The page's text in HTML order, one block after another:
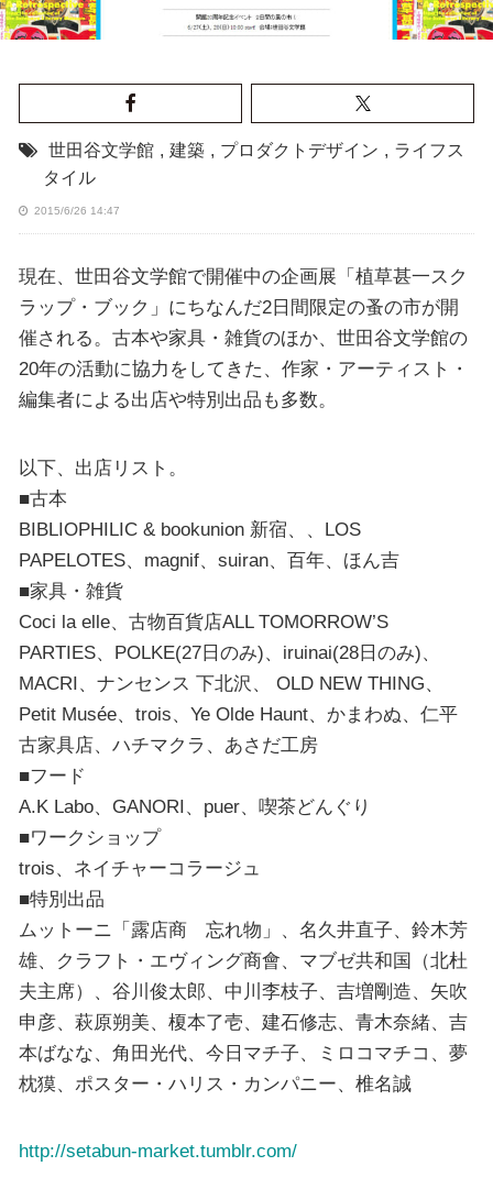
世田谷文学館 , 建築 , プロダクトデザイン , ライフス
タイル
2015/6/26 14:47
現在、世田谷文学館で開催中の企画展「植草甚一スク
ラップ・ブック」にちなんだ2日間限定の蚤の市が開
催される。古本や家具・雑貨のほか、世田谷文学館の
20年の活動に協力をしてきた、作家・アーティスト・
編集者による出店や特別出品も多数。
以下、出店リスト。
■古本
BIBLIOPHILIC & bookunion 新宿、、LOS
PAPELOTES、magnif、suiran、百年、ほん吉
■家具・雑貨
Coci la elle、古物百貨店ALL TOMORROW’S
PARTIES、POLKE(27日のみ)、iruinai(28日のみ)、
MACRI、ナンセンス 下北沢、 OLD NEW THING、
Petit Musée、trois、Ye Olde Haunt、かまわぬ、仁平
古家具店、ハチマクラ、あさだ工房
■フード
A.K Labo、GANORI、puer、喫茶どんぐり
■ワークショップ
trois、ネイチャーコラージュ
■特別出品
ムットーニ「露店商 忘れ物」、名久井直子、鈴木芳
雄、クラフト・エヴィング商會、マブゼ共和国（北杜
夫主席）、谷川俊太郎、中川李枝子、吉増剛造、矢吹
申彦、萩原朔美、榎本了壱、建石修志、青木奈緒、吉
本ばなな、角田光代、今日マチ子、ミロコマチコ、夢
枕獏、ポスター・ハリス・カンパニー、椎名誠
http://setabun-market.tumblr.com/